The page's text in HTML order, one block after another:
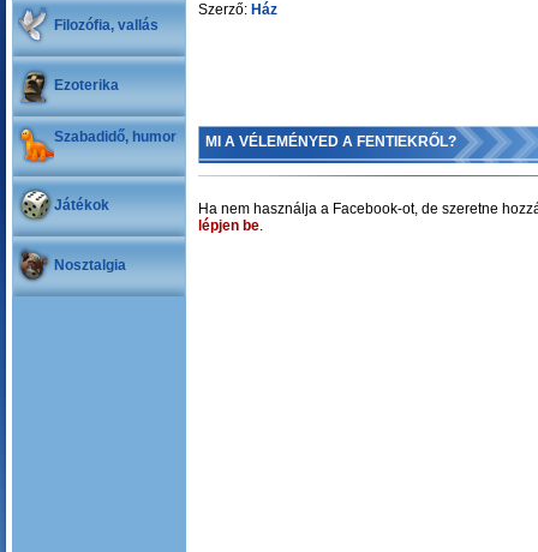
Filozófia, vallás
Ezoterika
Szabadidő, humor
Játékok
Nosztalgia
Szerző: Ház
MI A VÉLEMÉNYED A FENTIEKRŐL?
Ha nem használja a Facebook-ot, de szeretne
lépjen be.